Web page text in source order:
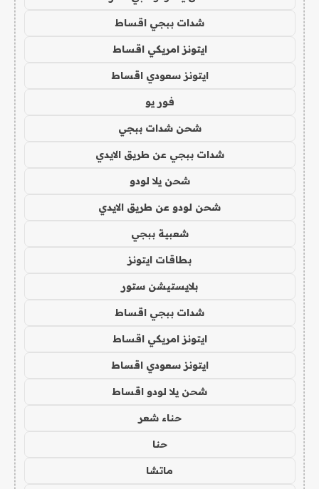
شدات ببجي اقساط
ايتونز امريكي اقساط
ايتونز سعودي اقساط
فور يو
شحن شدات ببجي
شدات ببجي عن طريق الايدي
شحن يلا لودو
شحن لودو عن طريق الايدي
شعبية ببجي
بطاقات ايتونز
بلايستيشن ستور
شدات ببجي اقساط
ايتونز امريكي اقساط
ايتونز سعودي اقساط
شحن يلا لودو اقساط
حناء شعر
حنا
ماتشا